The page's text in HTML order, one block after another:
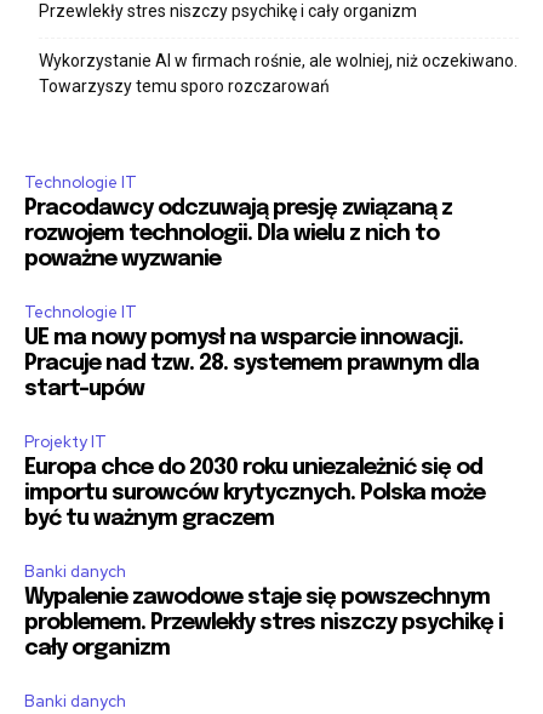
Przewlekły stres niszczy psychikę i cały organizm
Wykorzystanie AI w firmach rośnie, ale wolniej, niż oczekiwano.
Towarzyszy temu sporo rozczarowań
Technologie IT
Pracodawcy odczuwają presję związaną z
rozwojem technologii. Dla wielu z nich to
poważne wyzwanie
Technologie IT
UE ma nowy pomysł na wsparcie innowacji.
Pracuje nad tzw. 28. systemem prawnym dla
start-upów
Projekty IT
Europa chce do 2030 roku uniezależnić się od
importu surowców krytycznych. Polska może
być tu ważnym graczem
Banki danych
Wypalenie zawodowe staje się powszechnym
problemem. Przewlekły stres niszczy psychikę i
cały organizm
Banki danych